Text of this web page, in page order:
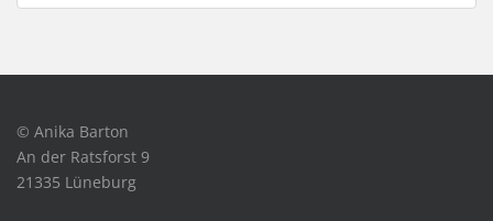
© Anika Barton
An der Ratsforst 9
21335 Lüneburg